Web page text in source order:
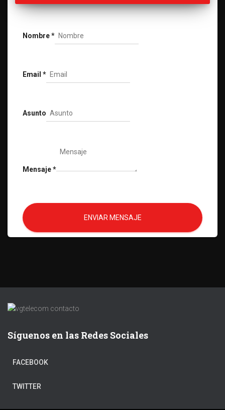
Nombre*
Email *
Asunto
Mensaje*
ENVIAR MENSAJE
Síguenos en las Redes Sociales
FACEBOOK
TWITTER